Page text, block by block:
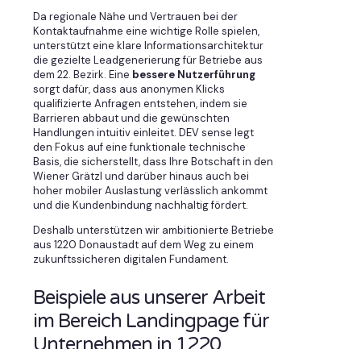
Da regionale Nähe und Vertrauen bei der
Kontaktaufnahme eine wichtige Rolle spielen,
unterstützt eine klare Informationsarchitektur
die gezielte Leadgenerierung für Betriebe aus
dem 22. Bezirk. Eine bessere Nutzerführung
sorgt dafür, dass aus anonymen Klicks
qualifizierte Anfragen entstehen, indem sie
Barrieren abbaut und die gewünschten
Handlungen intuitiv einleitet. DEV sense legt
den Fokus auf eine funktionale technische
Basis, die sicherstellt, dass Ihre Botschaft in den
Wiener Grätzl und darüber hinaus auch bei
hoher mobiler Auslastung verlässlich ankommt
und die Kundenbindung nachhaltig fördert.
Deshalb unterstützen wir ambitionierte Betriebe
aus 1220 Donaustadt auf dem Weg zu einem
zukunftssicheren digitalen Fundament.
Beispiele aus unserer Arbeit
im Bereich Landingpage für